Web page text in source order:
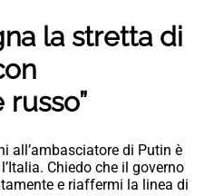
la stretta di
russo”
all’ambasciatore di Putin è
Chiedo che il governo
e riaffermi la linea di